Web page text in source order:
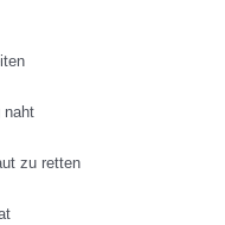
naht
zu retten